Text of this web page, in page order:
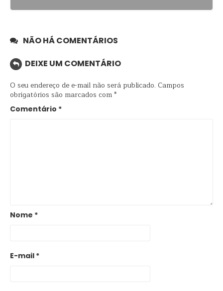
NÃO HÁ COMENTÁRIOS
DEIXE UM COMENTÁRIO
O seu endereço de e-mail não será publicado. Campos
obrigatórios são marcados com*
Comentário *
Nome *
E-mail *